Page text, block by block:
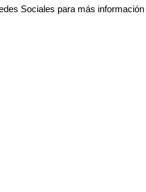
Sociales para más